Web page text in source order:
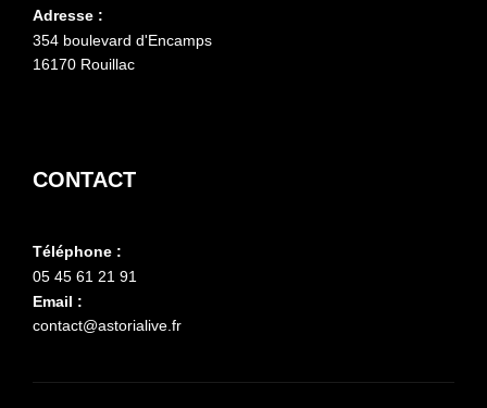
Adresse :
354 boulevard d'Encamps
16170 Rouillac
CONTACT
Téléphone :
05 45 61 21 91
Email :
contact@astorialive.fr